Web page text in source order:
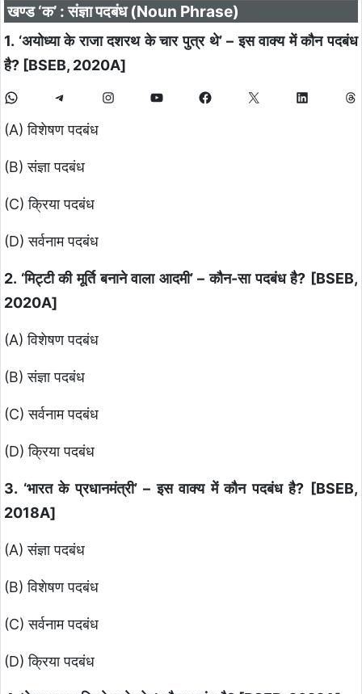
खण्ड ‘क’ : संज्ञा पदबंध (Noun Phrase)
1. ‘अयोध्या के राजा दशरथ के चार पुत्र थे’ – इस वाक्य में कौन पदबंध
है? [BSEB, 2020A]
(A) विशेषण पदबंध
(B) संज्ञा पदबंध
(C) क्रिया पदबंध
(D) सर्वनाम पदबंध
2. ‘मिट्टी की मूर्ति बनाने वाला आदमी’ – कौन-सा पदबंध है? [BSEB,
2020A]
(A) विशेषण पदबंध
(B) संज्ञा पदबंध
(C) सर्वनाम पदबंध
(D) क्रिया पदबंध
3. ‘भारत के प्रधानमंत्री’ – इस वाक्य में कौन पदबंध है? [BSEB,
2018A]
(A) संज्ञा पदबंध
(B) विशेषण पदबंध
(C) सर्वनाम पदबंध
(D) क्रिया पदबंध